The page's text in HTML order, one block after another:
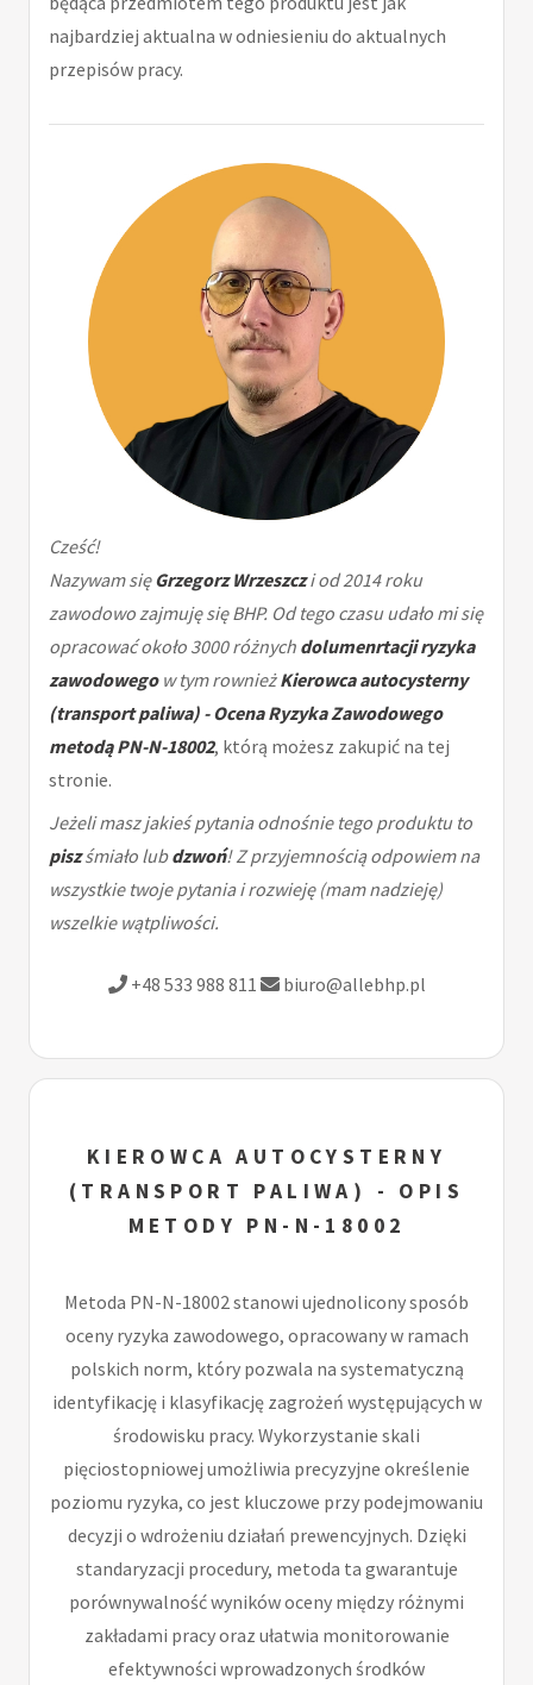
najbardziej aktualna w odniesieniu do aktualnych
przepisów pracy.
Cześć!
Nazywam sięGrzegorz Wrzeszczi od 2014 roku
zawodowo zajmuję się BHP. Od tego czasu udało mi się
opracować około 3000 różnych dolumenrtacji ryzyka
zawodowegow tym rownieżKierowca autocysterny
(transport paliwa) - Ocena Ryzyka Zawodowego
metodą PN-N-18002, którą możesz zakupić na tej
stronie.
Jeżeli masz jakieś pytania odnośnie tego produktu to
piszśmiało lubdzwoń! Z przyjemnością odpowiem na
wszystkie twoje pytania i rozwieję (mam nadzieję)
wszelkie wątpliwości.
+48 533 988 811 biuro@allebhp.pl
KIEROWCA AUTOCYSTERNY
(TRANSPORT PALIWA) - OPIS
METODY PN-N-18002
Metoda PN-N-18002 stanowi ujednolicony sposób
oceny ryzyka zawodowego, opracowany w ramach
polskich norm, który pozwala na systematyczną
identyfikację i klasyfikację zagrożeń występujących w
środowisku pracy. Wykorzystanie skali
pięciostopniowej umożliwia precyzyjne określenie
poziomu ryzyka, co jest kluczowe przy podejmowaniu
decyzji o wdrożeniu działań prewencyjnych. Dzięki
standaryzacji procedury, metoda ta gwarantuje
porównywalność wyników oceny między różnymi
zakładami pracy oraz ułatwia monitorowanie
efektywności wprowadzonych środków